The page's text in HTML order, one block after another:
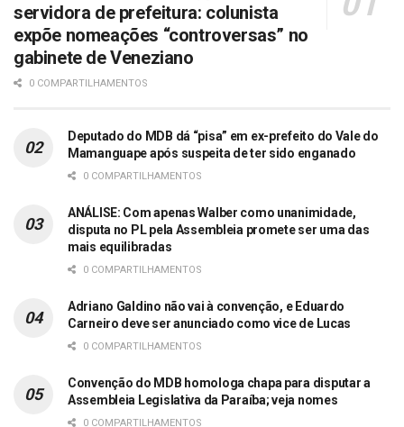
servidora de prefeitura: colunista
expõe nomeações “controversas” no
gabinete de Veneziano
0 COMPARTILHAMENTOS
Deputado do MDB dá “pisa” em ex-prefeito do Vale do
Mamanguape após suspeita de ter sido enganado
0 COMPARTILHAMENTOS
ANÁLISE: Com apenas Walber como unanimidade,
disputa no PL pela Assembleia promete ser uma das
mais equilibradas
0 COMPARTILHAMENTOS
Adriano Galdino não vai à convenção, e Eduardo
Carneiro deve ser anunciado como vice de Lucas
0 COMPARTILHAMENTOS
Convenção do MDB homologa chapa para disputar a
Assembleia Legislativa da Paraíba; veja nomes
0 COMPARTILHAMENTOS